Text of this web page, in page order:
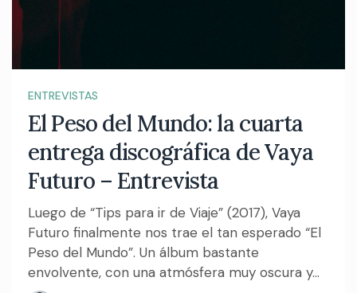
ENTREVISTAS
El Peso del Mundo: la cuarta
entrega discográfica de Vaya
Futuro – Entrevista
Luego de “Tips para ir de Viaje” (2017), Vaya
Futuro finalmente nos trae el tan esperado “El
Peso del Mundo”. Un álbum bastante
envolvente, con una atmósfera muy oscura y...